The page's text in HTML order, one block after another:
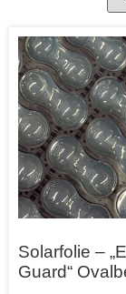
Solarfolie –
Guard“